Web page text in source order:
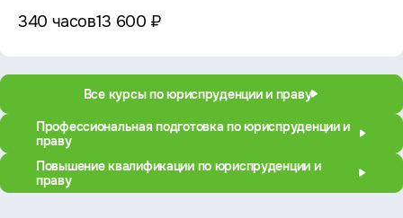
340 часов13 600 ₽
Все курсы по юриспруденции и праву
Профессиональная подготовка по юриспруденции и
праву
Повышение квалификации по юриспруденции и
праву